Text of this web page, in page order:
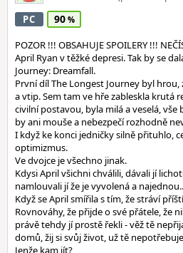
PC
90
POZOR !!! OBSAHUJE SPOILERY !!!
April Ryan v těžké depresi. Tak by se
Journey: Dreamfall.
První díl The Longest Journey byl
a vtip. Sem tam ve hře zableskla krutá
civilní postavou, byla milá a veselá, vše
by ani mouše a nebezpečí rozhodně
I když ke konci jedničky silně přituhlo,
optimizmus.
Ve dvojce je všechno jinak.
Kdysi April všichni chválili, dávali jí
namlouvali jí že je vyvolená a
Když se April smířila s tím, že stráví
Rovnováhy, že přijde o své přátele, že
právě tehdy jí prostě řekli - věž tě
domů, žij si svůj život, už tě
Jenže kam jít?